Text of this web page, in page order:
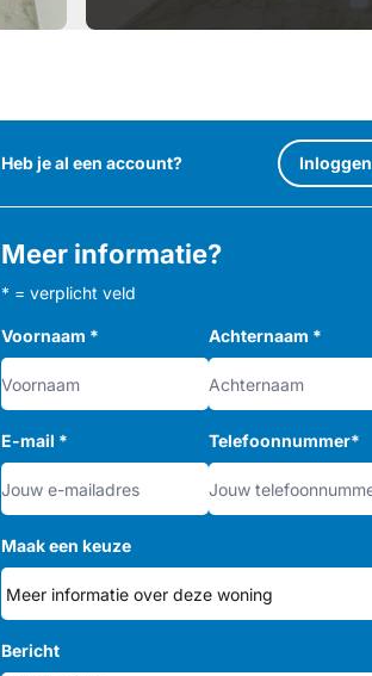
Heb je al een account? Inloggen
Meer informatie?
* = verplicht veld
Voornaam * Achternaam *
E-mail * Telefoonnummer*
Maak een keuze
Bericht